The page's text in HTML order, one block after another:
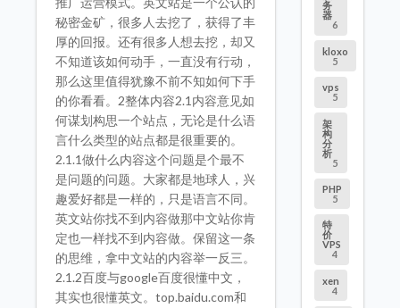
秘密金矿，很多人去挖了，获得了丰
厚的回报。还有很多人想去挖，却又
不知道该如何动手，一直没有行动，
那么这里值得犹豫不前不知如何下手
的你看看。2整体内容2.1内容意见如
何谋划构思一个站点，无论是什么语
言什么类型的站点都是很重要的。
2.1.1做什么内容这个问题是个最不
是问题的问题。大家都是地球人，兴
趣爱好都是一样的，只是语言不同。
英文站你找不到内容做那中文站你肯
定也一样找不到内容做。保留这一条
的思维，拿中文站的内容举一反三。
2.1.2百度与google百度很懂中文，
其实也很懂英文。top.baidu.com和
务
器
6
kloxo
5
vps
5
架
构
分
析
5
PHP
5
特
价
VPS
4
xen
4